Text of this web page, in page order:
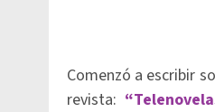
Comenzó a escribir
revista: